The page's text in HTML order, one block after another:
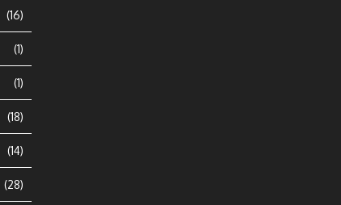
(16)
(1)
(1)
(18)
(14)
(28)